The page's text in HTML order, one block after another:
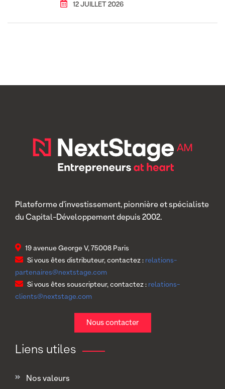
12 JUILLET 2026
Plateforme d’investissement, pionnière et spécialiste
du Capital-Développement depuis 2002.
19 avenue George V, 75008 Paris
Si vous êtes distributeur, contactez : relations-
partenaires@nextstage.com
Si vous êtes souscripteur, contactez : relations-
clients@nextstage.com
Nous contacter
Liens utiles
Nos valeurs